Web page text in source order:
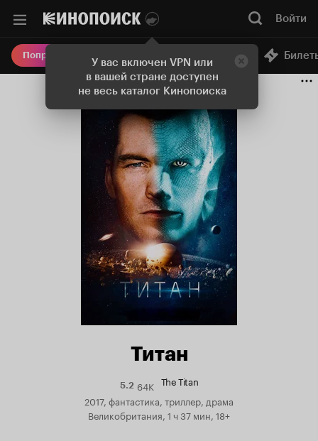
У вас включен VPN или
в вашей стране доступен
не весь каталог Кинопоиска
Войти
Попробовать Плюс Онлайн-кинотеатр
Титан
5.2Рейтинг
64K The Titan
2017, фантастика, триллер, драма
Великобритания, 1 ч 37 мин, 18+